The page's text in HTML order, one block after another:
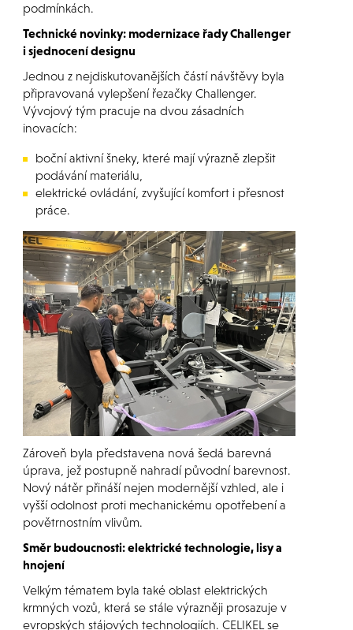
podmínkách.
Technické novinky: modernizace řady Challenger
i sjednocení designu
Jednou z nejdiskutovanějších částí návštěvy byla
připravovaná vylepšení řezačky Challenger.
Vývojový tým pracuje na dvou zásadních
inovacích:
boční aktivní šneky, které mají výrazně zlepšit
podávání materiálu,
elektrické ovládání, zvyšující komfort i přesnost
práce.
Zároveň byla představena nová šedá barevná
úprava, jež postupně nahradí původní barevnost.
Nový nátěr přináší nejen modernější vzhled, ale i
vyšší odolnost proti mechanickému opotřebení a
povětrnostním vlivům.
Směr budoucnosti: elektrické technologie, lisy a
hnojení
Velkým tématem byla také oblast elektrických
krmných vozů, která se stále výrazněji prosazuje v
evropských stájových technologiích. CELIKEL se